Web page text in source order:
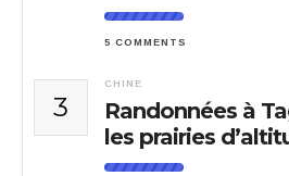
5 COMMENTS
3
CHINE
Randonnées à
les prairies